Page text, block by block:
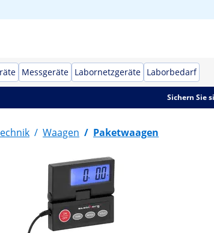
Messgeräte Labornetzgeräte Laborbedarf
Sichern Sie
/ Waagen / Paketwaagen